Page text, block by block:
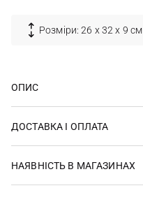
Розміри: 26 х 32 х 9 см
ОПИС
ДОСТАВКА І ОПЛАТА
НАЯВНІСТЬ В МАГАЗИНАХ